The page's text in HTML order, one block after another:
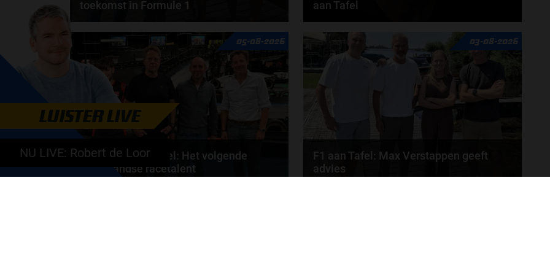
toekomst in Formule 1
Max Verstappen wil géén Formule 1-team, de FIA en
de motorfabrikanten zaten niet op één lijn en...
de redactie van Grand Prix Radio
aan Tafel
Rob van Someren, Beitske Visser en Frans
Verschuur schuiven aan in de nieuwe F1 aan Tafel.
Iedere...
door
05-08-2026
Autosport aan Tafel: Het volgende
Nederlandse racetalent
03-08-2026
F1 aan Tafel: Max Verstappen geeft
advies
LUISTER LIVE
NU LIVE: Robert de Loor